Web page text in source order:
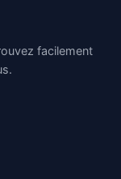
facilement